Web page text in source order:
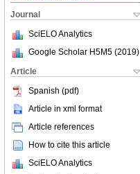
Journal
SciELO Analytics
Google Scholar H5M5 (2019)
Article
Spanish (pdf)
Article in xml format
Article references
How to cite this article
SciELO Analytics